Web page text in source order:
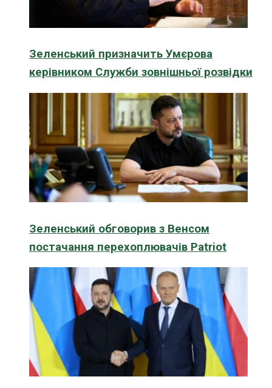
Зеленський призначить Умєрова
керівником Служби зовнішньої розвідки
Зеленський обговорив з Венсом
постачання перехоплювачів Patriot